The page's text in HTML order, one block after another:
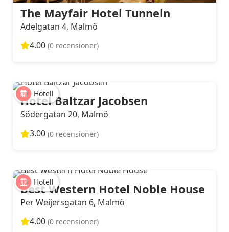
The Mayfair Hotel Tunneln
Adelgatan 4, Malmö
4.00 (0 recensioner)
Hotell
Hotel Baltzar Jacobsen
Södergatan 20, Malmö
3.00 (0 recensioner)
Hotell
Best Western Hotel Noble House
Per Weijersgatan 6, Malmö
4.00 (0 recensioner)